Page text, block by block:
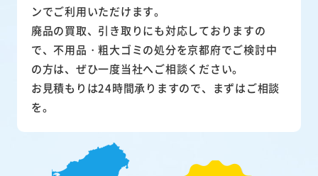
ンでご利用いただけます。
廃品の買取、引き取りにも対応しておりますの
で、不用品・粗大ゴミの処分を京都府でご検討中
の方は、ぜひ一度当社へご相談ください。
お見積もりは24時間承りますので、まずはご相談
を。